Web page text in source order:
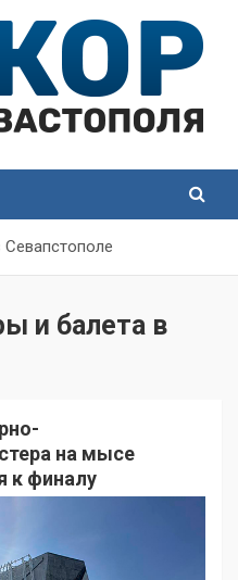
Севапстополе
и балета в
на мысе
к финалу